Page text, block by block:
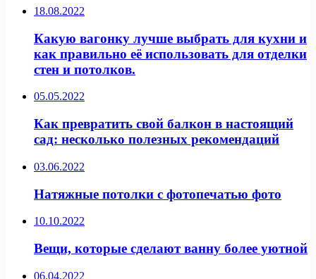
18.08.2022
Какую вагонку лучше выбрать для кухни и
как правильно её использовать для отделки
стен и потолков.
05.05.2022
Как превратить свой балкон в настоящий
сад: несколько полезных рекомендаций
03.06.2022
Натяжные потолки с фотопечатью фото
10.10.2022
Вещи, которые сделают ванну более уютной
06.04.2022